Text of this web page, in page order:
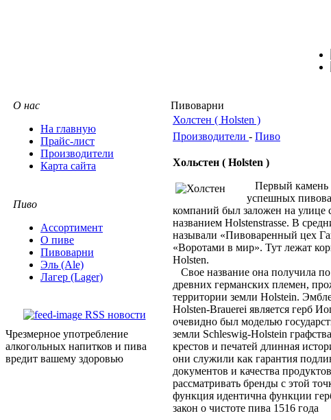
О нас
На главную
Прайс-лист
Производители
Карта сайта
Пиво
Ассортимент
О пиве
Пивоварни
Эль (Ale)
Лагер (Lager)
RSS новости
Чрезмерное употребление
алкогольных напитков и пива
вредит вашему здоровью
Пивоварни
Холстен ( Holsten )
Производители - Пиво
Хольстен ( Holsten )
Первый камень
успешных
компаний был заложен на
названием Holstenstrasse. В
называли «Пивоваренный цех
«Воротами в мир». Тут лежат
Holsten.
Свое название она получила
древних германских племен,
территории земли Holstein.
Holsten-Brauerei является герб
очевидно был моделью
земли Schleswig-Holstein
крестов и печатей длинная
они служили как гарантия
документов и качества
рассматривать бренды с этой
функция идентична функции
закон о чистоте пива 1516 года